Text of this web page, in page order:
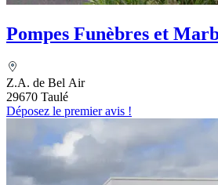
Pompes Funèbres et
Z.A. de Bel Air
29670 Taulé
Déposez le premier avis !